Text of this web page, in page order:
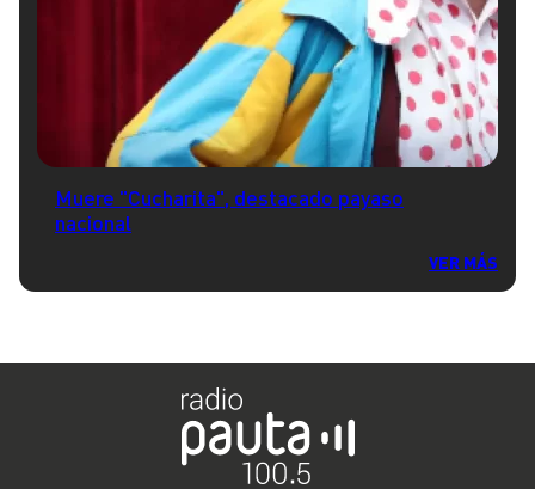
Muere "Cucharita", destacado payaso
nacional
VER MÁS